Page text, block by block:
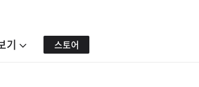
기 스토어